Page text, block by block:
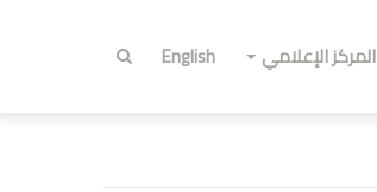
المركز الإعلامي English